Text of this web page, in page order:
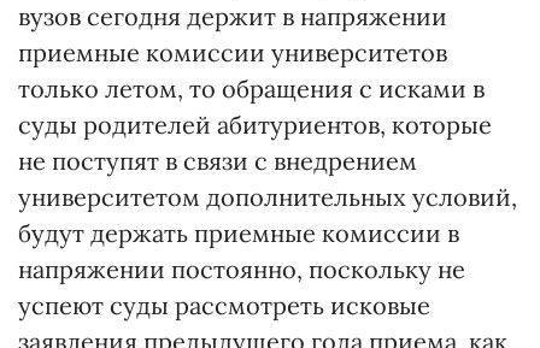
вузов сегодня держит в напряжении
приемные комиссии университетов
только летом, то обращения с исками в
суды родителей абитуриентов, которые
не поступят в связи с внедрением
университетом дополнительных условий,
будут держать приемные комиссии в
напряжении постоянно, поскольку не
успеют суды рассмотреть исковые
заявления предыдущего года приема, как